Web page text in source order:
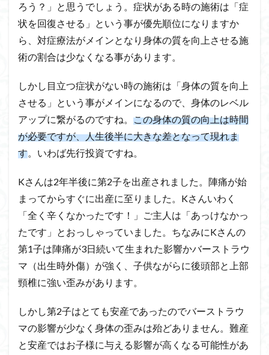
ろう？」と思うでしょう。症状がある時の施術は「症
状を回復させる」という事が優先順位になりますか
ら、対症療法がメインとなり身体の質を向上させる施
術の割合は少なくなる事があります。
しかし目立つ症状がない時の施術は「身体の質を向上
させる」という事がメインになるので、身体のレベル
アップに繋がるのですね。 この身体の質の向上は時間
が必要ですが、人生後半に大きな差となって現れま
す。いわば先行投資ですね。
Kさんは2年半後に第2子を出産されました。陣痛が始
まってからすぐに出産に至りました。Kさんいわく
「全く辛くなかったです！」ご主人は「あっけなかっ
たです」とおっしゃっていました。ちなみにKさんの
第1子は陣痛が3日続いて生まれた影響かバーストラウ
マ（出生時外傷）が強く、子供ながらに後頭部と上部
頸椎に強い歪みがあります。
しかし第2子はとても安産であったのでバーストラウ
マの影響が少なく身体の歪みは殆どありません。難産
と安産ではお子様に与える影響が高くなる可能性があ